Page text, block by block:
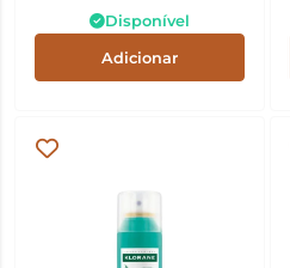
Disponível
Adicionar